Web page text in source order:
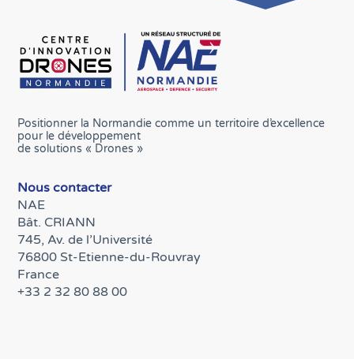
Positionner la Normandie comme un territoire d’excellence
pour le développement
de solutions « Drones »
Nous contacter
NAE
Bât. CRIANN
745, Av. de l’Université
76800 St-Etienne-du-Rouvray
France
+33 2 32 80 88 00